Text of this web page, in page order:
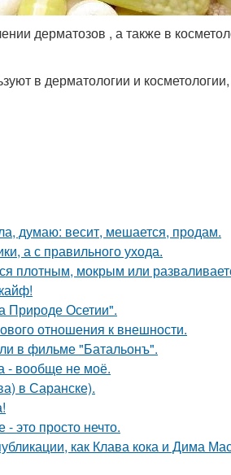
дерматозов , а также в
в дерматологии и
думаю: весит, мешается, продам.
а с правильного ухода.
плотным, мокрым или
Природе Осетии".
отношения к внешности.
в фильме "Батальонъ".
- вообще не моё.
в Саранске).
просто нечто.
как Клава кока и Дима